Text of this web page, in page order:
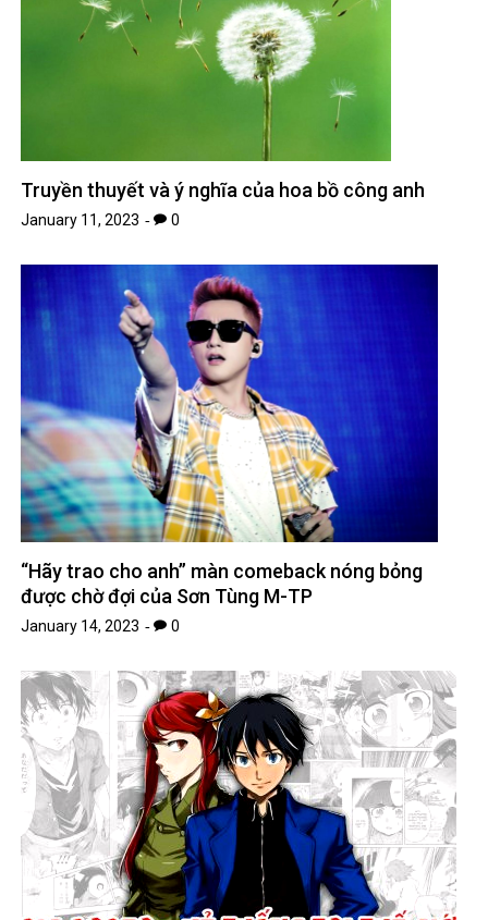
Truyền thuyết và ý nghĩa của hoa bồ công anh
January 11, 2023 0
“Hãy trao cho anh” màn comeback nóng bỏng
được chờ đợi của Sơn Tùng M-TP
January 14, 2023 0